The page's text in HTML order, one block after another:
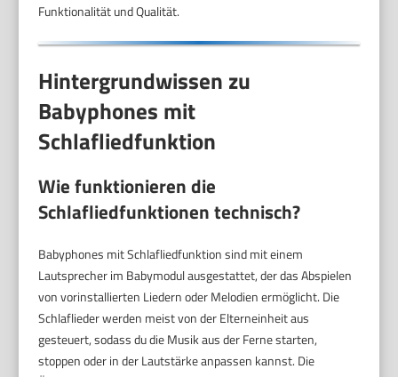
Funktionalität und Qualität.
Hintergrundwissen zu
Babyphones mit
Schlafliedfunktion
Wie funktionieren die
Schlafliedfunktionen technisch?
Babyphones mit Schlafliedfunktion sind mit einem
Lautsprecher im Babymodul ausgestattet, der das Abspielen
von vorinstallierten Liedern oder Melodien ermöglicht. Die
Schlaflieder werden meist von der Elterneinheit aus
gesteuert, sodass du die Musik aus der Ferne starten,
stoppen oder in der Lautstärke anpassen kannst. Die